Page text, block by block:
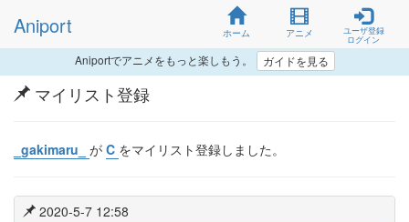
Aniport ホーム アニメ
ユーザ登録
ログイン
Aniportでアニメをもっと楽しもう。 ガイドを見る
マイリスト登録
_gakimaru_ が C をマイリスト登録しました。
2020-5-7 12:58